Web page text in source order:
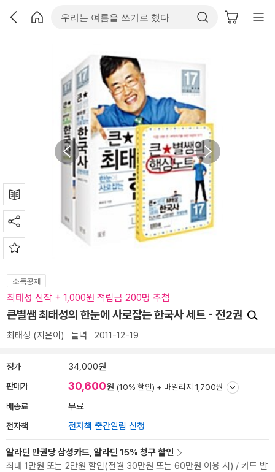
소득공제
최태성 신작 + 1,000원 적립금 200명 추첨
큰별쌤 최태성의 한눈에 사로잡는 한국사 세트 - 전2권
최태성 (지은이) 들녘 2011-12-19
정가 34,000원
판매가 30,600원 (10% 할인) + 마일리지 1,700원
배송료 무료
전자책 전자책 출간알림 신청
알라딘 만권당 삼성카드, 알라딘 15% 청구 할인
최대 1만원 또는 2만원 할인(전월 30만원 또는 60만원 이용 시) / 카드 발